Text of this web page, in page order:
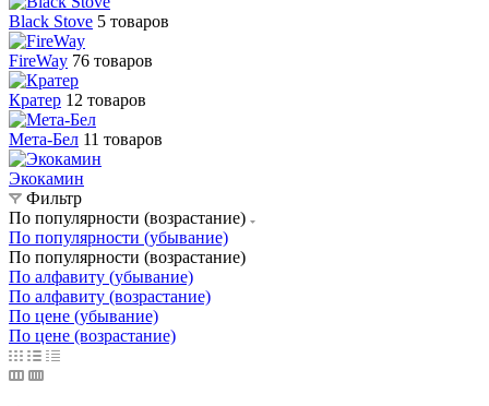
Black Stove 5 товаров
FireWay 76 товаров
Кратер 12 товаров
Мета-Бел 11 товаров
Экокамин
Фильтр
По популярности (возрастание)
По популярности (убывание)
По популярности (возрастание)
По алфавиту (убывание)
По алфавиту (возрастание)
По цене (убывание)
По цене (возрастание)